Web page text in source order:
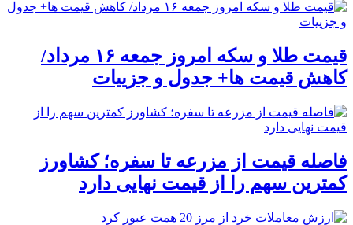
قیمت طلا و سکه امروز جمعه ۱۶ مرداد/
کاهش قیمت ها+ جدول و جزییات
فاصله قیمت از مزرعه تا سفره؛ کشاورز
کمترین سهم را از قیمت نهایی دارد